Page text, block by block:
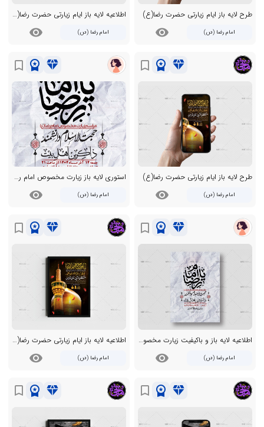
طرح لایه باز ایام زیارتی حضرت رضا(ع)
امام رضا (ص) visibility
اطلاعیه لایه باز ایام زیارتی حضرت رضا(ع)
امام رضا (ص) visibility
diamond
workspace_premium
bookmark_border
طرح لایه باز ایام زیارتی حضرت رضا(ع)
امام رضا (ص) visibility
diamond
workspace_premium
bookmark_border
استوری لایه باز زیارت مخصوص امام رضا ع
امام رضا (ص) visibility
diamond
workspace_premium
bookmark_border
اطلاعیه لایه باز و باکیفیت زیارت مخصوص امام رضا (ع) + استوری
امام رضا (ص) visibility
diamond
workspace_premium
bookmark_border
اطلاعیه لایه باز ایام زیارتی حضرت رضا(ع)
امام رضا (ص) visibility
diamond
workspace_premium
bookmark_border
diamond
workspace_premium
bookmark_border